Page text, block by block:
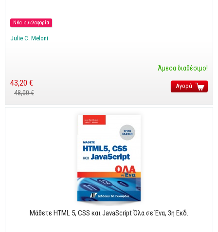
Δίκτυα
Ασφάλεια
Photoshop
After Effects
AutoCAD
Νέα κυκλοφορία
Julie C. Meloni
Άμεσα διαθέσιμο!
43,20 €
48,00 €
Αγορά
Μάθετε HTML 5, CSS και JavaScript Όλα σε Ένα, 3η Εκδ.